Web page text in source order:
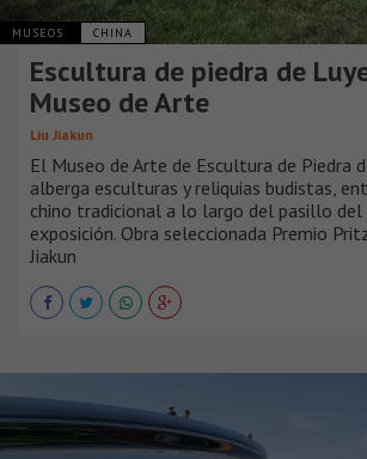
MUSEOS CHINA
Escultura de piedra de
Museo de Arte
Liu Jiakun
El Museo de Arte de Escultura de Piedra
alberga esculturas y reliquias budistas,
chino tradicional a lo largo del pasillo del
exposición. Obra seleccionada Premio
Jiakun